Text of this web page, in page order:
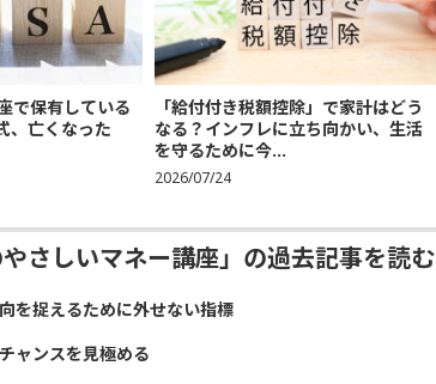
で保有している
、亡くなった
「給付付き税額控除」で家計はどう
なる？インフレに立ち向かい、生活
を守るために今...
2026/07/24
やさしいマネー講座」の過去記事を読む
を捉えるために外せない指標
ャンスを見極める